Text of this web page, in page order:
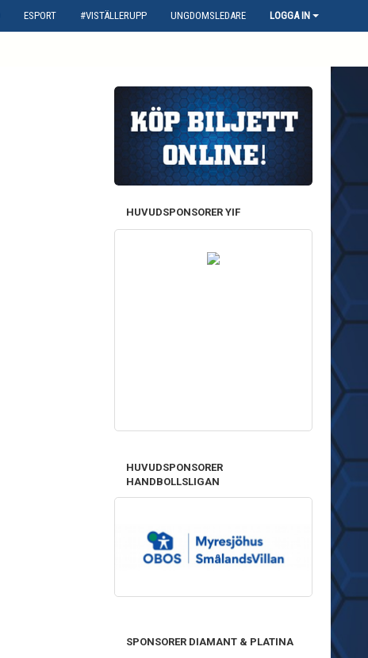
ESPORT #VISTÄLLERUPP UNGDOMSLEDARE LOGGA IN
HUVUDSPONSORER YIF
HUVUDSPONSORER
HANDBOLLSLIGAN
SPONSORER DIAMANT & PLATINA